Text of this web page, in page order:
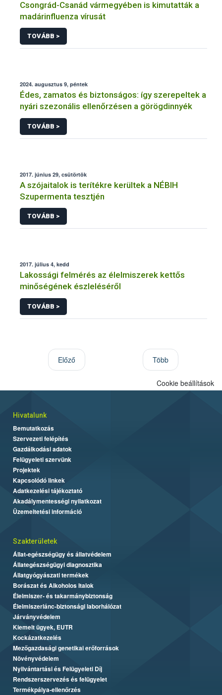
Csongrád-Csanád vármegyében is kimutatták a
madárinfluenza vírusát
TOVÁBB >
2024. augusztus 9, péntek
Édes, zamatos és biztonságos: így szerepeltek a
nyári szezonális ellenőrzésen a görögdinnyék
TOVÁBB >
2017. június 29, csütörtök
A szójaitalok is terítékre kerültek a NÉBIH
Szupermenta tesztjén
TOVÁBB >
2017. július 4, kedd
Lakossági felmérés az élelmiszerek kettős
minőségének észleléséről
TOVÁBB >
Előző Több
Cookie beállítások
Hivatalunk
Bemutatkozás
Szervezeti felépítés
Gazdálkodási adatok
Felügyeleti szervünk
Projektek
Kapcsolódó linkek
Adatkezelési tájékoztató
Akadálymentességi nyilatkozat
Üzemeltetési információ
Szakterületek
Állat-egészségügy és állatvédelem
Állategészségügyi diagnosztika
Állatgyógyászati termékek
Borászat és Alkoholos Italok
Élelmiszer- és takarmánybiztonság
Élelmiszerlánc-biztonsági laborhálózat
Járványvédelem
Kiemelt ügyek, EUTR
Kockázatkezelés
Mezőgazdasági genetikai erőforrások
Növényvédelem
Nyilvántartási és Felügyeleti Díj
Rendszerszervezés és felügyelet
Termékpálya-ellenőrzés